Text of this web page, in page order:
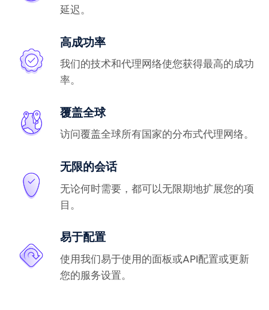
延迟。
高成功率
我们的技术和代理网络使您获得最高的成功
率。
覆盖全球
访问覆盖全球所有国家的分布式代理网络。
无限的会话
无论何时需要，都可以无限期地扩展您的项
目。
易于配置
使用我们易于使用的面板或API配置或更新
您的服务设置。